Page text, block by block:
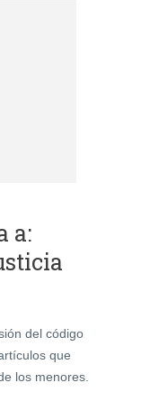
a:
del código
que
los menores.